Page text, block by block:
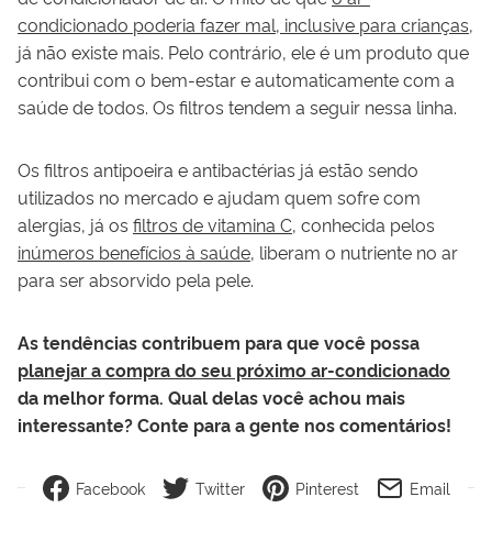
condicionado poderia fazer mal, inclusive para crianças,
já não existe mais. Pelo contrário, ele é um produto que
contribui com o bem-estar e automaticamente com a
saúde de todos. Os filtros tendem a seguir nessa linha.
Os filtros antipoeira e antibactérias já estão sendo
utilizados no mercado e ajudam quem sofre com
alergias, já os filtros de vitamina C, conhecida pelos
inúmeros benefícios à saúde, liberam o nutriente no ar
para ser absorvido pela pele.
As tendências contribuem para que você possa
planejar a compra do seu próximo ar-condicionado
da melhor forma. Qual delas você achou mais
interessante? Conte para a gente nos comentários!
Facebook Twitter Pinterest Email